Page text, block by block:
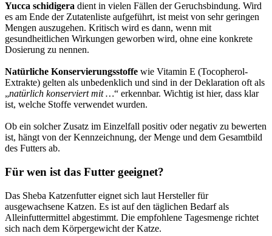
Yucca schidigera dient in vielen Fällen der Geruchsbindung. Wird
es am Ende der Zutatenliste aufgeführt, ist meist von sehr geringen
Mengen auszugehen. Kritisch wird es dann, wenn mit
gesundheitlichen Wirkungen geworben wird, ohne eine konkrete
Dosierung zu nennen.
Natürliche Konservierungsstoffe wie Vitamin E (Tocopherol-
Extrakte) gelten als unbedenklich und sind in der Deklaration oft als
„natürlich konserviert mit …“ erkennbar. Wichtig ist hier, dass klar
ist, welche Stoffe verwendet wurden.
Ob ein solcher Zusatz im Einzelfall positiv oder negativ zu bewerten
ist, hängt von der Kennzeichnung, der Menge und dem Gesamtbild
des Futters ab.
Für wen ist das Futter geeignet?
Das Sheba Katzenfutter eignet sich laut Hersteller für
ausgewachsene Katzen. Es ist auf den täglichen Bedarf als
Alleinfuttermittel abgestimmt. Die empfohlene Tagesmenge richtet
sich nach dem Körpergewicht der Katze.